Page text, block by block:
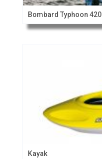
Bombard Typhoon 420
Kayak